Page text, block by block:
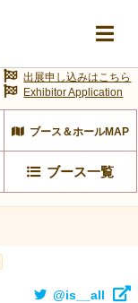
ブース＆ホールMAP
ブース一覧
出展申し込みはこちら
Exhibitor Application
@is__all